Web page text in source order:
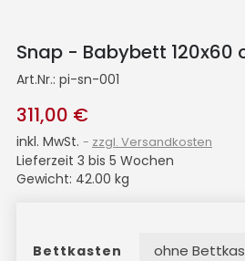
Snap - Babybett 120x60
Art.Nr.: pi-sn-001
311,00 €
inkl. MwSt. zzgl. Versandkosten
Lieferzeit 3 bis 5 Wochen
Gewicht: 42.00 kg
Bettkasten